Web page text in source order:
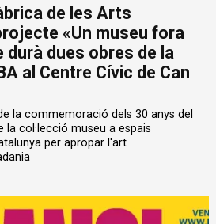
de les Arts
«Un museu fora
durà dues obres de la
al Centre Cívic de Can
la commemoració dels 30 anys del
la col·lecció museu a espais
per apropar l'art